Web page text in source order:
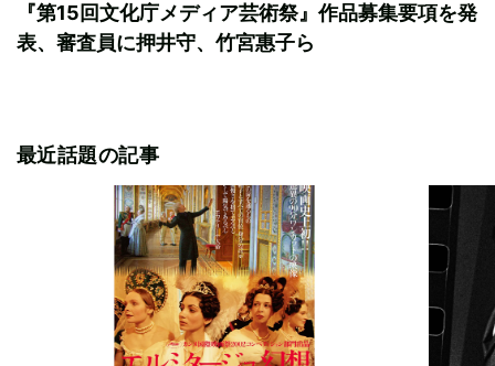
『第15回文化庁メディア芸術祭』作品募集要項を発
表、審査員に押井守、竹宮惠子ら
最近話題の記事